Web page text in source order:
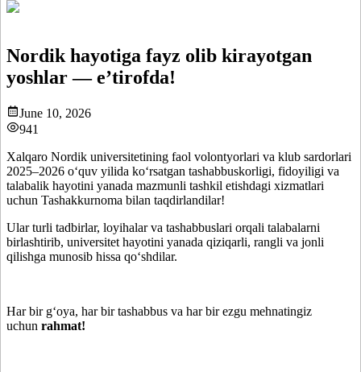
Nordik hayotiga fayz olib kirayotgan
yoshlar — e’tirofda!
June 10, 2026
941
Xalqaro Nordik universitetining faol volontyorlari va klub sardorlari
2025–2026 o‘quv yilida ko‘rsatgan tashabbuskorligi, fidoyiligi va
talabalik hayotini yanada mazmunli tashkil etishdagi xizmatlari
uchun Tashakkurnoma bilan taqdirlandilar!
Ular turli tadbirlar, loyihalar va tashabbuslari orqali talabalarni
birlashtirib, universitet hayotini yanada qiziqarli, rangli va jonli
qilishga munosib hissa qo‘shdilar.
Har bir g‘oya, har bir tashabbus va har bir ezgu mehnatingiz
uchun rahmat!